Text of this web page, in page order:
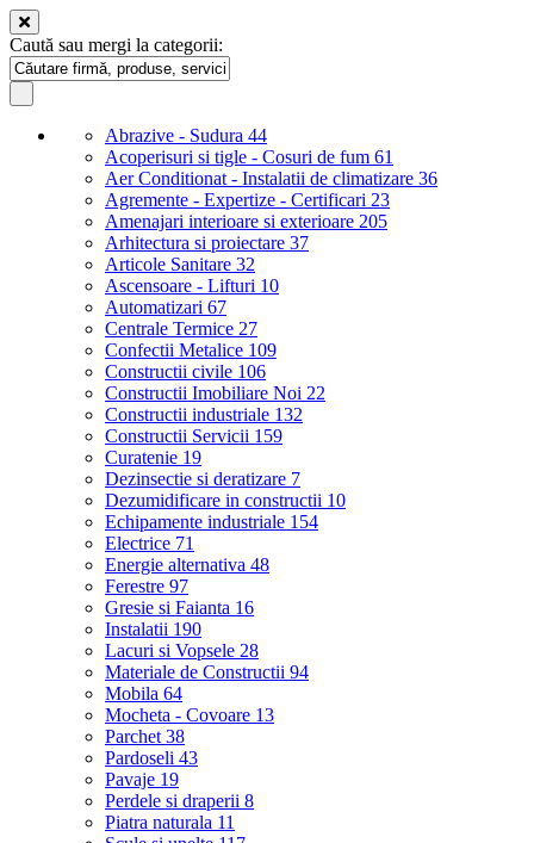
Caută sau mergi la categorii:
Abrazive - Sudura 44
Acoperisuri si tigle - Cosuri de fum 61
Aer Conditionat - Instalatii de climatizare 36
Agremente - Expertize - Certificari 23
Amenajari interioare si exterioare 205
Arhitectura si proiectare 37
Articole Sanitare 32
Ascensoare - Lifturi 10
Automatizari 67
Centrale Termice 27
Confectii Metalice 109
Constructii civile 106
Constructii Imobiliare Noi 22
Constructii industriale 132
Constructii Servicii 159
Curatenie 19
Dezinsectie si deratizare 7
Dezumidificare in constructii 10
Echipamente industriale 154
Electrice 71
Energie alternativa 48
Ferestre 97
Gresie si Faianta 16
Instalatii 190
Lacuri si Vopsele 28
Materiale de Constructii 94
Mobila 64
Mocheta - Covoare 13
Parchet 38
Pardoseli 43
Pavaje 19
Perdele si draperii 8
Piatra naturala 11